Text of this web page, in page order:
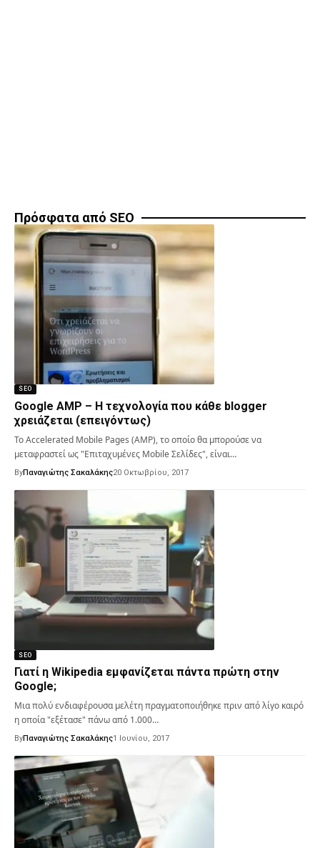
Πρόσφατα από SEO
SEO
Google AMP – Η τεχνολογία που κάθε blogger
χρειάζεται (επειγόντως)
Το Accelerated Mobile Pages (AMP), το οποίο θα μπορούσε να
μεταφραστεί ως "Επιταχυμένες Mobile Σελίδες", είναι…
ByΠαναγιώτης Σακαλάκης20 Οκτωβρίου, 2017
SEO
Γιατί η Wikipedia εμφανίζεται πάντα πρώτη στην
Google;
Μια πολύ ενδιαφέρουσα μελέτη πραγματοποιήθηκε πριν από λίγο καιρό
η οποία "εξέτασε" πάνω από 1.000…
ByΠαναγιώτης Σακαλάκης1 Ιουνίου, 2017